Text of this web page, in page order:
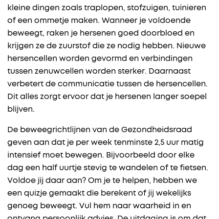
kleine dingen zoals traplopen, stofzuigen, tuinieren
of een ommetje maken. Wanneer je voldoende
beweegt, raken je hersenen goed doorbloed en
krijgen ze de zuurstof die ze nodig hebben. Nieuwe
hersencellen worden gevormd en verbindingen
tussen zenuwcellen worden sterker. Daarnaast
verbetert de communicatie tussen de hersencellen.
Dit alles zorgt ervoor dat je hersenen langer soepel
blijven.
De beweegrichtlijnen van de Gezondheidsraad
geven aan dat je per week tenminste 2,5 uur matig
intensief moet bewegen. Bijvoorbeeld door elke
dag een half uurtje stevig te wandelen of te fietsen.
Voldoe jij daar aan? Om je te helpen, hebben we
een quizje gemaakt die berekent of jij wekelijks
genoeg beweegt. Vul hem naar waarheid in en